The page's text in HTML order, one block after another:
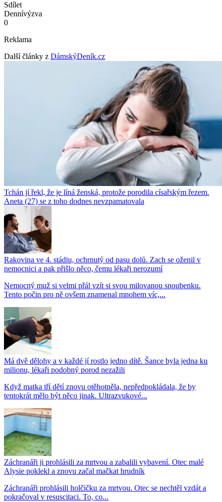
Sdílet
Dennívýzva
0
Reklama
Další články z DámskýDeník.cz
Tchán jí řekl, že je líná ženská, protože porodila císařským řezem.
Aneta (27) se z toho dodnes nevzpamatovala
Rakovina ve 4. stádiu, ochrnutý od pasu dolů. Zach se oženil v
nemocnici a pak přišlo něco, čemu lékaři nerozumí
Nemocný muž si velmi přál vzít si svou milovanou snoubenku.
Tento počin pro ně ovšem znamenal mnohem víc,...
Má dvě dělohy a v každé jí rostlo jedno dítě. Šance byla jedna ku
milionu, lékaři podobný porod nezažili
Když matka tří dětí znovu otěhotněla, nepředpokládala, že by
tentokrát mělo být něco jinak. Ultrazvukové...
Záchranáři ji prohlásili za mrtvou a zabalili vybavení. Otec malé
Alysie poklekl a znovu začal mačkat hrudník
Záchranáři prohlásili holčičku za mrtvou. Otec se nechtěl vzdát a
pokračoval v resuscitaci. To, co...